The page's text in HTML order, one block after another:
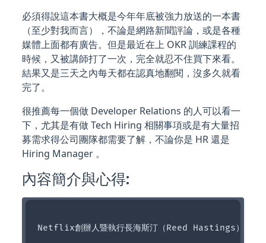
必須得說這本書大概是今年年底被強力放送的一本書
（至少對我而言），不論是網路新聞評論，或是各種
媒體上面都有廣告。但是最近在上 OKR 訓練課程的
時候，又被講師打了一次，完全就忍不住買下來看。
結果又是三天之內每天都在認真地翻閱，沒多久就看
完了。
很推薦每一個做 Developer Relations 的人可以看一
下，尤其是有做 Tech Hiring 相關事項或是有大量招
募需求得公司團隊都需要了解，不論你是 HR 還是
Hiring Manager 。
內容簡介與心得:
Netflix創辦人暨執行長海斯汀（Reed Hastings）第一次